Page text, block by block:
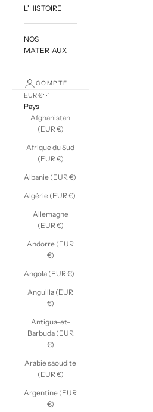
L'HISTOIRE
NOS
MATERIAUX
COMPTE
EUR €
Pays
Afghanistan
(EUR €)
Afrique du Sud
(EUR €)
Albanie (EUR €)
Algérie (EUR €)
Allemagne
(EUR €)
Andorre (EUR
€)
Angola (EUR €)
Anguilla (EUR
€)
Antigua-et-
Barbuda (EUR
€)
Arabie saoudite
(EUR €)
Argentine (EUR
€)